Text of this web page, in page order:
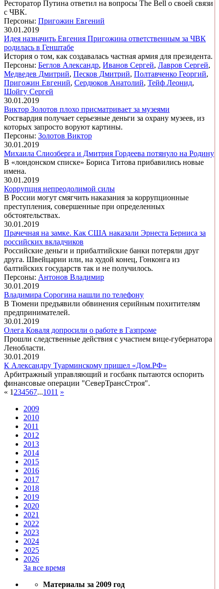
Ресторатор Путина ответил на вопросы The Bell о своей связи
с ЧВК.
Персоны: Пригожин Евгений
30.01.2019
Идея назначить Евгения Пригожина ответственным за ЧВК
родилась в Генштабе
История о том, как создавалась частная армия для президента.
Персоны: Беглов Александр, Иванов Сергей, Лавров Сергей,
Медведев Дмитрий, Песков Дмитрий, Полтавченко Георгий,
Пригожин Евгений, Сердюков Анатолий, Тейф Леонид,
Шойгу Сергей
30.01.2019
Виктор Золотов плохо присматривает за музеями
Росгвардия получает серьезные деньги за охрану музеев, из
которых запросто воруют картины.
Персоны: Золотов Виктор
30.01.2019
Михаила Слиозберга и Дмитрия Гордеева потянуло на Родину
В «лондонском списке» Бориса Титова прибавились новые
имена.
30.01.2019
Коррупция непреодолимой силы
В России могут смягчить наказания за коррупционные
преступления, совершенные при определенных
обстоятельствах.
30.01.2019
Прачечная на замке. Как США наказали Эрнеста Берниса за
российских вкладчиков
Российские деньги и прибалтийские банки потеряли друг
друга. Швейцарии или, на худой конец, Гонконга из
балтийских государств так и не получилось.
Персоны: Антонов Владимир
30.01.2019
Владимира Сорогина нашли по телефону
В Тюмени предъявили обвинения серийным похитителям
предпринимателей.
30.01.2019
Олега Коваля допросили о работе в Газпроме
Прошли следственные действия с участием вице-губернатора
Ленобласти.
30.01.2019
К Александру Туарминскому пришел «Дом.РФ»
Арбитражный управляющий и госбанк пытаются оспорить
финансовые операции "СеверТрансСтроя".
« 1 234567...1011 »
2009
2010
2011
2012
2013
2014
2015
2016
2017
2018
2019
2020
2021
2022
2023
2024
2025
2026
За все время
Материалы за 2009 год